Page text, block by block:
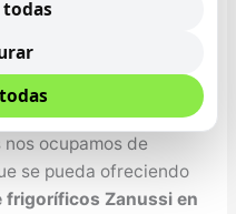
de la alimentación
los alimentos de la
posible, Zanussi no
con un periodo
ocupamos de
se pueda ofreciendo
frigoríficos Zanussi en
todas